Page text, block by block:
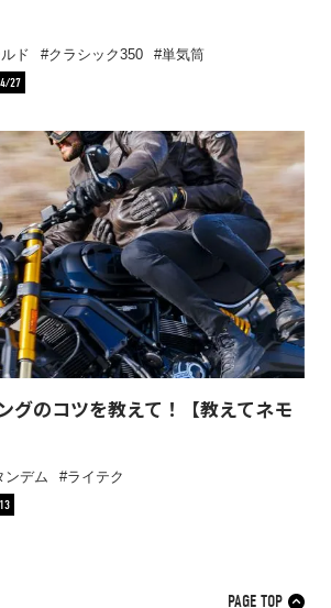
ド クラシック350
単気筒
27
グのコツを教えて！【教えてネモ
ンデム
ライテク
PAGE TOP